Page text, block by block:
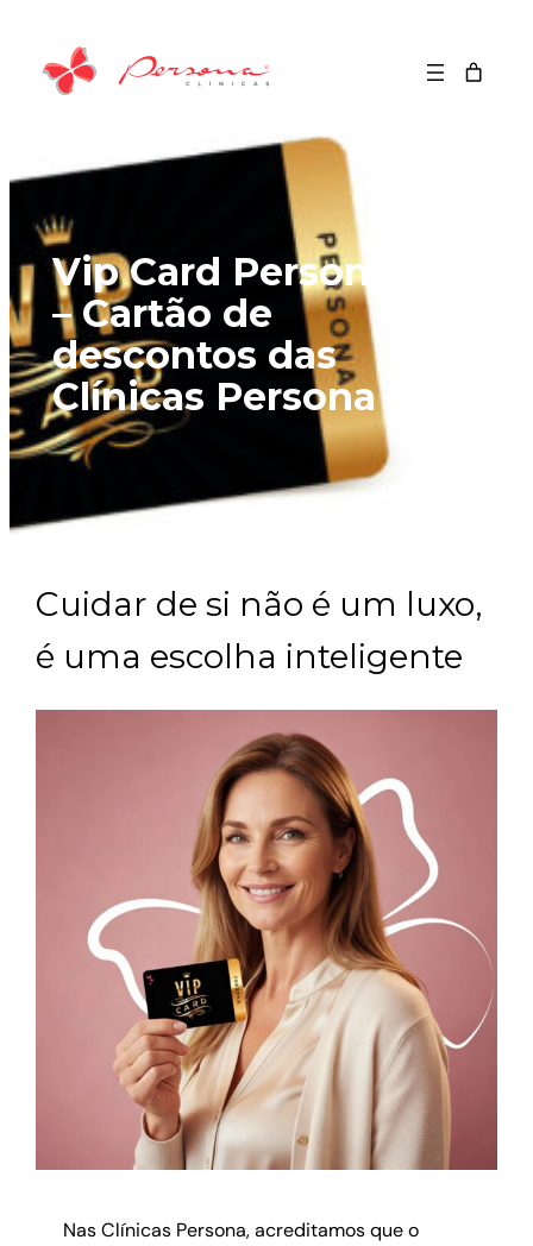
Vip Card Persona
– Cartão de
descontos das
Clínicas Persona
Cuidar de si não é um luxo,
é uma escolha inteligente
Nas Clínicas Persona, acreditamos que o